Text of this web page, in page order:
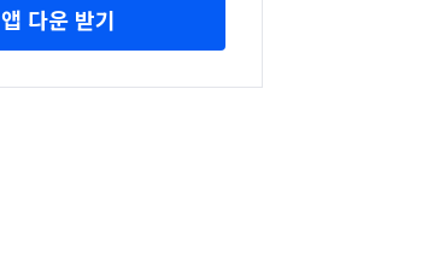
앱 다운 받기